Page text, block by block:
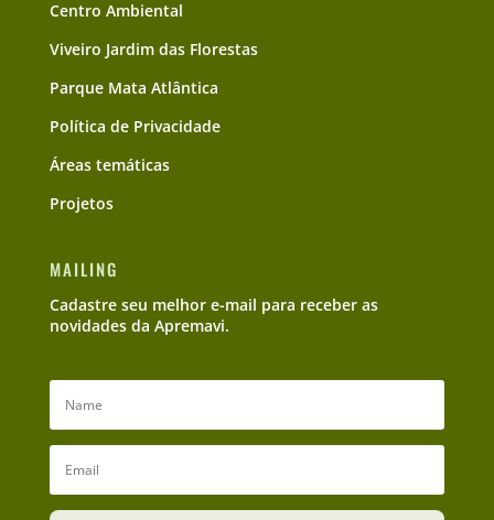
Centro Ambiental
Viveiro Jardim das Florestas
Parque Mata Atlântica
Política de Privacidade
Áreas temáticas
Projetos
MAILING
Cadastre seu melhor e-mail para receber as
novidades da Apremavi.